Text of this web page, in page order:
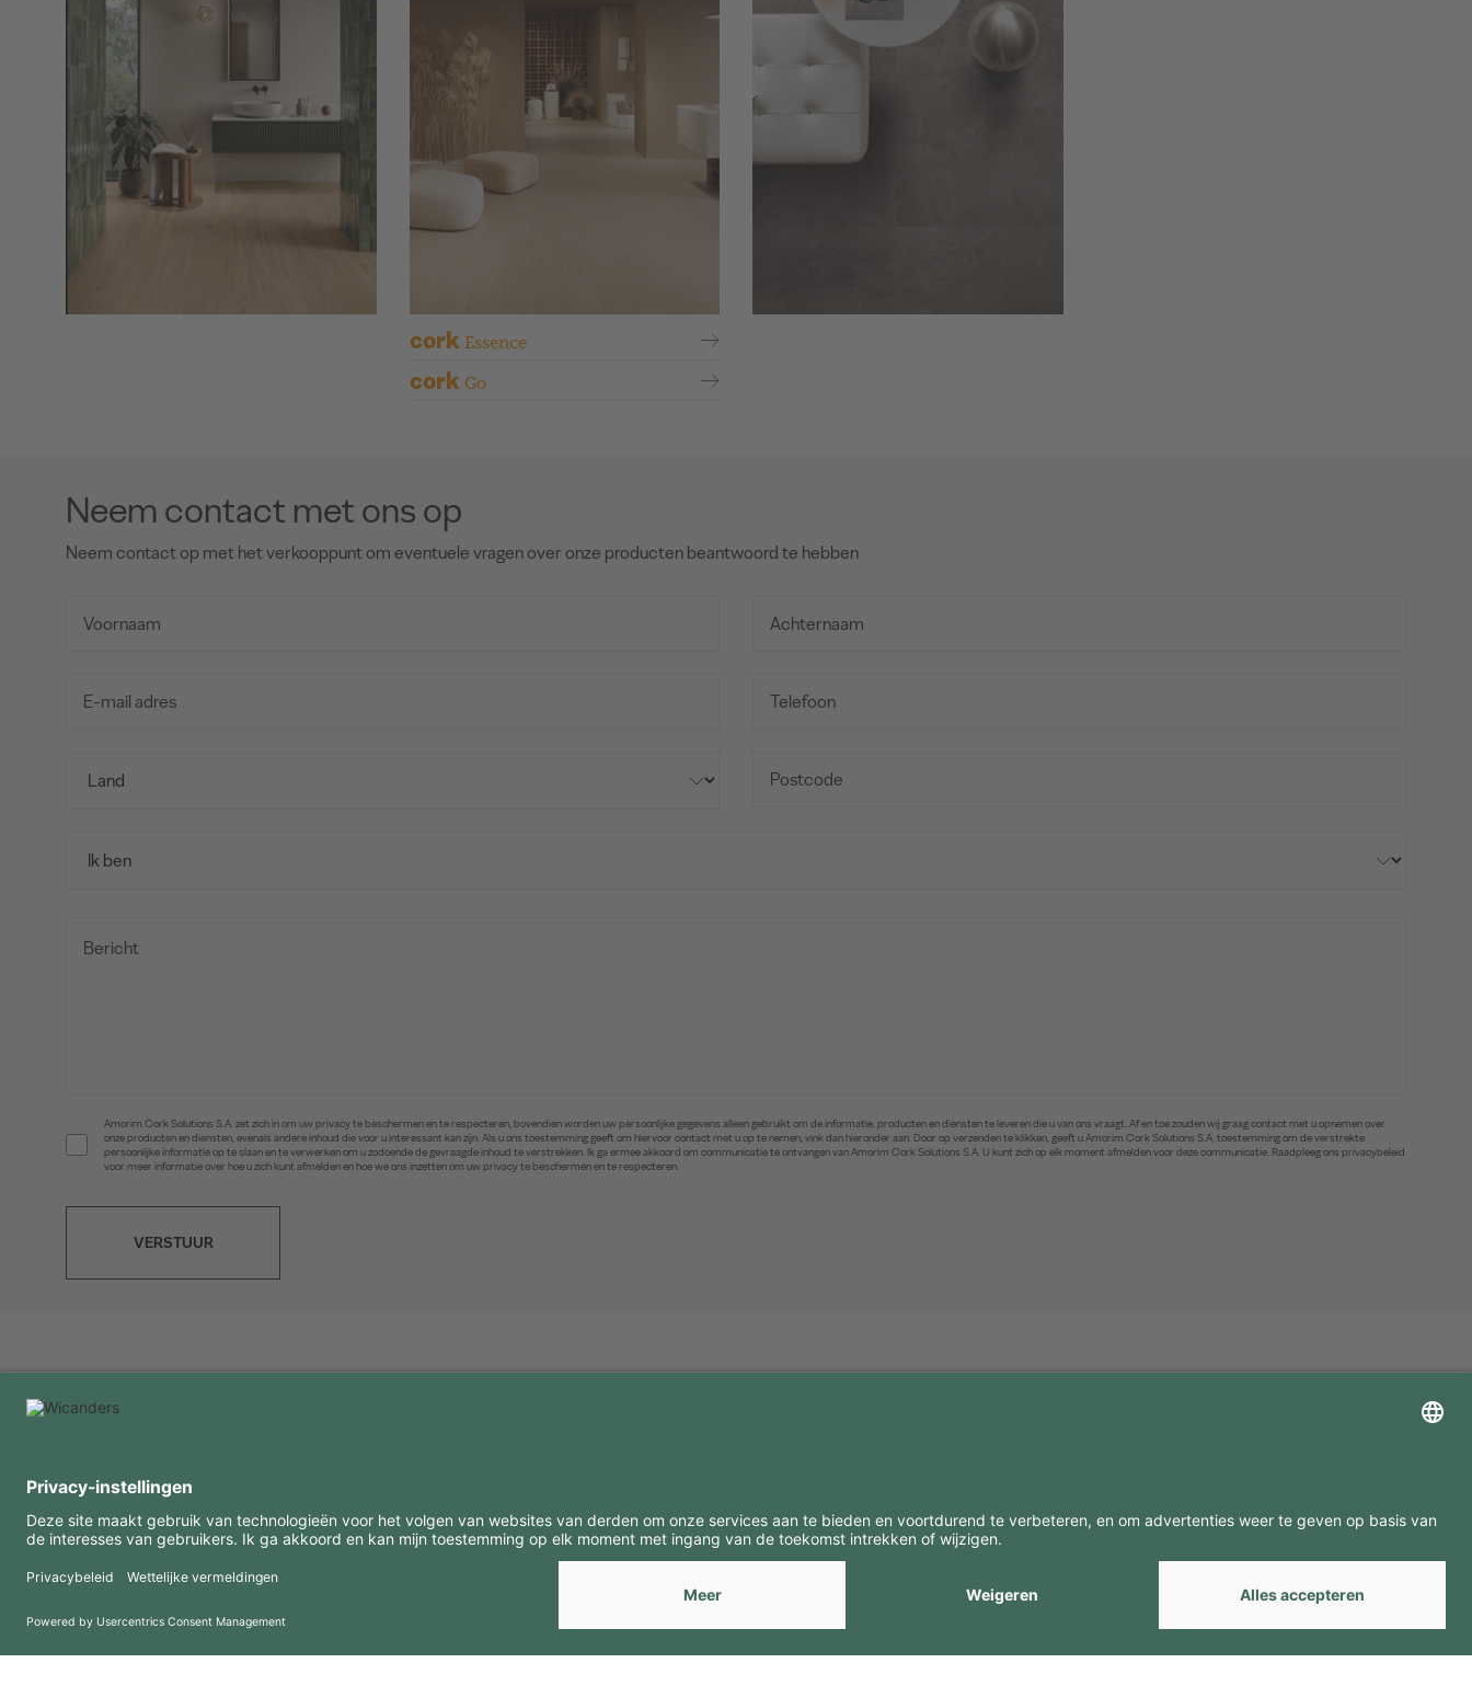
corkEssence
corkGo
Neem contact met ons op
Neem contact op met het verkooppunt om eventuele vragen over onze producten beantwoord te hebben
Amorim Cork Solutions S.A. zet zich in om uw privacy te beschermen en te respecteren, bovendien worden uw persoonlijke gegevens alleen gebruikt om de informatie, producten en diensten te leveren die u van ons vraagt. Af en toe zouden wij graag contact met u opnemen over
onze producten en diensten, evenals andere inhoud die voor u interessant kan zijn. Als u ons toestemming geeft om hiervoor contact met u op te nemen, vink dan hieronder aan. Door op verzenden te klikken, geeft u Amorim Cork Solutions S.A. toestemming om de verstrekte
persoonlijke informatie op te slaan en te verwerken om u zodoende de gevraagde inhoud te verstrekken. Ik ga ermee akkoord om communicatie te ontvangen van Amorim Cork Solutions S.A. U kunt zich op elk moment afmelden voor deze communicatie. Raadpleeg ons privacybeleid
voor meer informatie over hoe u zich kunt afmelden en hoe we ons inzetten om uw privacy te beschermen en te respecteren.
VERSTUUR
FAQ
Gebruiksvoorwaarden
Privacybeleid
Downloads
Copyright 2026 © Amorim Cork Solutions. All rights reserved. byWebcomum